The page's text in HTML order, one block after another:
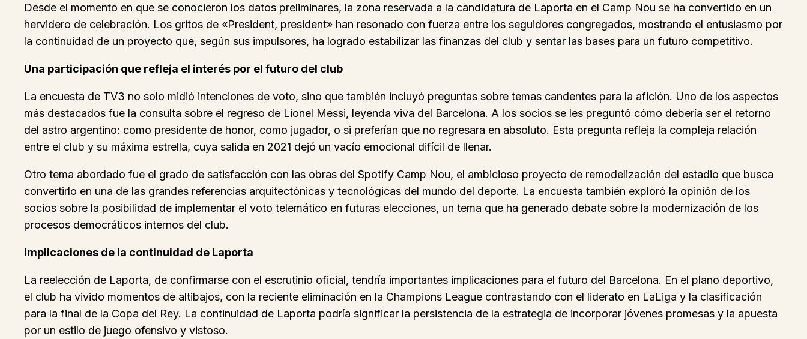
Desde el momento en que se conocieron los datos preliminares, la zona reservada a la candidatura de Laporta en el Camp Nou se ha convertido en un
hervidero de celebración. Los gritos de «President, president» han resonado con fuerza entre los seguidores congregados, mostrando el entusiasmo por
la continuidad de un proyecto que, según sus impulsores, ha logrado estabilizar las finanzas del club y sentar las bases para un futuro competitivo.
Una participación que refleja el interés por el futuro del club
La encuesta de TV3 no solo midió intenciones de voto, sino que también incluyó preguntas sobre temas candentes para la afición. Uno de los aspectos
más destacados fue la consulta sobre el regreso de Lionel Messi, leyenda viva del Barcelona. A los socios se les preguntó cómo debería ser el retorno
del astro argentino: como presidente de honor, como jugador, o si preferían que no regresara en absoluto. Esta pregunta refleja la compleja relación
entre el club y su máxima estrella, cuya salida en 2021 dejó un vacío emocional difícil de llenar.
Otro tema abordado fue el grado de satisfacción con las obras del Spotify Camp Nou, el ambicioso proyecto de remodelización del estadio que busca
convertirlo en una de las grandes referencias arquitectónicas y tecnológicas del mundo del deporte. La encuesta también exploró la opinión de los
socios sobre la posibilidad de implementar el voto telemático en futuras elecciones, un tema que ha generado debate sobre la modernización de los
procesos democráticos internos del club.
Implicaciones de la continuidad de Laporta
La reelección de Laporta, de confirmarse con el escrutinio oficial, tendría importantes implicaciones para el futuro del Barcelona. En el plano deportivo,
el club ha vivido momentos de altibajos, con la reciente eliminación en la Champions League contrastando con el liderato en LaLiga y la clasificación
para la final de la Copa del Rey. La continuidad de Laporta podría significar la persistencia de la estrategia de incorporar jóvenes promesas y la apuesta
por un estilo de juego ofensivo y vistoso.